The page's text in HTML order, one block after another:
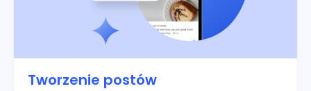
Tworzenie postów